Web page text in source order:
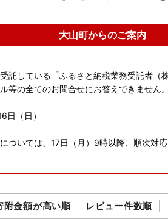
大山町からのご案内
託している「ふるさと納税業務受託者（
等の全てのお問合せにお答えできません。
日（日）
ついては、17日（月）9時以降、順次対
附金額が高い順 レビュー件数順